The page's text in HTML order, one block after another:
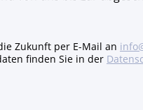
Zukunft per E-Mail an
finden Sie in der